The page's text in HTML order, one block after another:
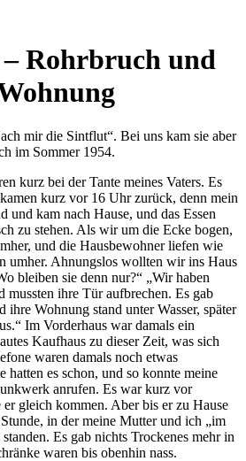
Rohrbruch und
mir die Sintflut“. Bei uns kam sie aber
im Sommer 1954.
kurz bei der Tante meines Vaters. Es
kurz vor 16 Uhr zurück, denn mein
und kam nach Hause, und das Essen
zu stehen. Als wir um die Ecke bogen,
und die Hausbewohner liefen wie
umher. Ahnungslos wollten wir ins Haus
bleiben sie denn nur?“ „Wir haben
mussten ihre Tür aufbrechen. Es gab
ihre Wohnung stand unter Wasser, später
Im Vorderhaus war damals ein
Kaufhaus zu dieser Zeit, was sich
waren damals noch etwas
hatten es schon, und so konnte meine
anrufen. Es war kurz vor
gleich kommen. Aber bis er zu Hause
in der meine Mutter und ich „im
Es gab nichts Trockenes mehr in
waren bis obenhin nass.